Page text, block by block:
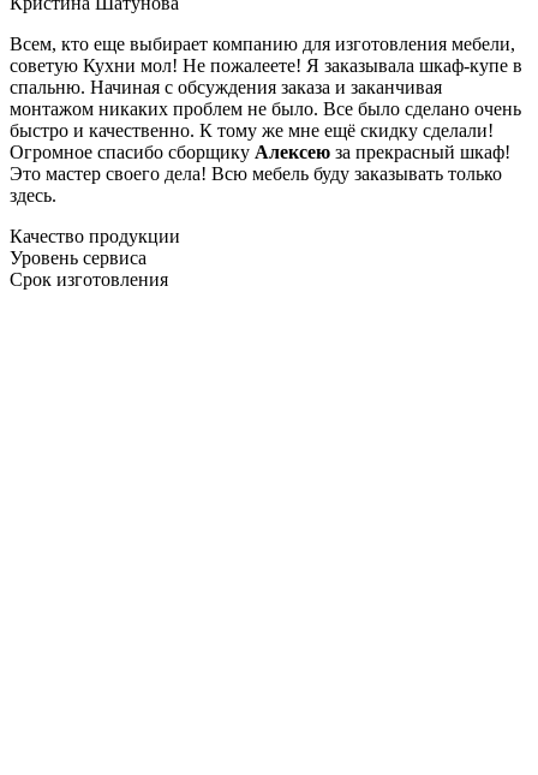
Всем, кто еще выбирает компанию для изготовления мебели,
советую Кухни мол! Не пожалеете! Я заказывала шкаф-купе в
спальню. Начиная с обсуждения заказа и заканчивая
монтажом никаких проблем не было. Все было сделано очень
быстро и качественно. К тому же мне ещё скидку сделали!
Огромное спасибо сборщику Алексею за прекрасный шкаф!
Это мастер своего дела! Всю мебель буду заказывать только
здесь.
Качество продукции
Уровень сервиса
Срок изготовления